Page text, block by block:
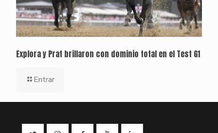
Explora y Prat brillaron con dominio total en el Test G1
Entrar